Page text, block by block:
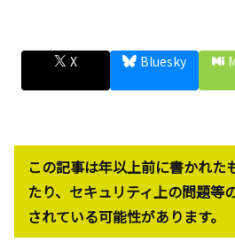
X Bluesky
この記事は年以上前に書かれた
たり、セキュリティ上の問題等
されている可能性があります。